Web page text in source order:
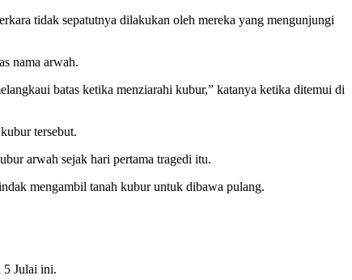
tidak sepatutnya dilakukan oleh mereka yang mengunjungi
nama arwah.
batas ketika menziarahi kubur,” katanya ketika ditemui di
tersebut.
arwah sejak hari pertama tragedi itu.
mengambil tanah kubur untuk dibawa pulang.
5 Julai ini.